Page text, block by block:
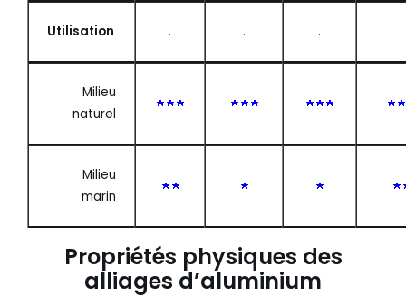
Utilisation . . . .
Milieu
naturel
Milieu
marin
Propriétés physiques des
alliages d’aluminium